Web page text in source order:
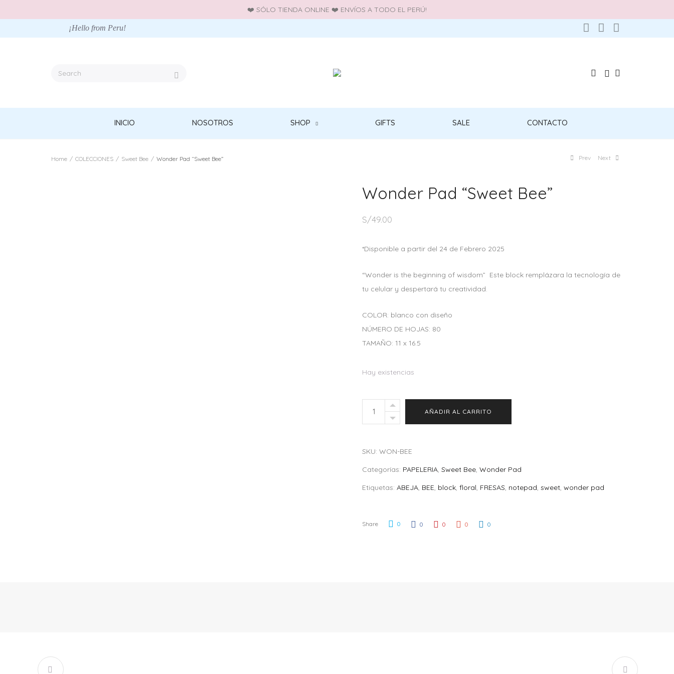
❤️ SÓLO TIENDA ONLINE ❤️ ENVÍOS A TODO EL PERÚ!
¡Hello from Peru!
INICIO NOSOTROS SHOP GIFTS SALE CONTACTO
Prev Next
Home / COLECCIONES / Sweet Bee / Wonder Pad “Sweet Bee”
Wonder Pad “Sweet Bee”
S/49.00
*Disponible a partir del 24 de Febrero 2025
“Wonder is the beginning of wisdom” Este block remplázara la tecnología de
tu celular y despertará tu creatividad.
COLOR: blanco con diseño
NÚMERO DE HOJAS: 80
TAMAÑO: 11 x 16.5
Hay existencias
Bee"
AÑADIR AL CARRITO
SKU:WON-BEE
Categorías: PAPELERIA,Sweet Bee,Wonder Pad
Etiquetas:ABEJA, BEE, block,floral, FRESAS, notepad,sweet,wonder pad
Share 0 0 0 0 0